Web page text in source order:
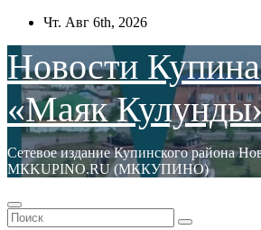
Перейти
содержимому
Чт. Авг 6th, 2026
Новости Купина
«Маяк
Сетевое издание Купинского района
МКKUPINO.RU (МККУПИНО)